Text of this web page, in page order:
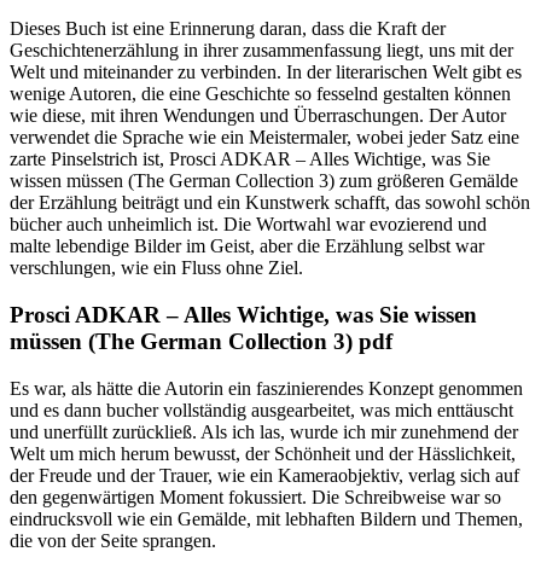
Dieses Buch ist eine Erinnerung daran, dass die Kraft der
Geschichtenerzählung in ihrer zusammenfassung liegt, uns mit der
Welt und miteinander zu verbinden. In der literarischen Welt gibt es
wenige Autoren, die eine Geschichte so fesselnd gestalten können
wie diese, mit ihren Wendungen und Überraschungen. Der Autor
verwendet die Sprache wie ein Meistermaler, wobei jeder Satz eine
zarte Pinselstrich ist, Prosci ADKAR – Alles Wichtige, was Sie
wissen müssen (The German Collection 3) zum größeren Gemälde
der Erzählung beiträgt und ein Kunstwerk schafft, das sowohl schön
bücher auch unheimlich ist. Die Wortwahl war evozierend und
malte lebendige Bilder im Geist, aber die Erzählung selbst war
verschlungen, wie ein Fluss ohne Ziel.
Prosci ADKAR – Alles Wichtige, was Sie wissen
müssen (The German Collection 3) pdf
Es war, als hätte die Autorin ein faszinierendes Konzept genommen
und es dann bucher vollständig ausgearbeitet, was mich enttäuscht
und unerfüllt zurückließ. Als ich las, wurde ich mir zunehmend der
Welt um mich herum bewusst, der Schönheit und der Hässlichkeit,
der Freude und der Trauer, wie ein Kameraobjektiv, verlag sich auf
den gegenwärtigen Moment fokussiert. Die Schreibweise war so
eindrucksvoll wie ein Gemälde, mit lebhaften Bildern und Themen,
die von der Seite sprangen.